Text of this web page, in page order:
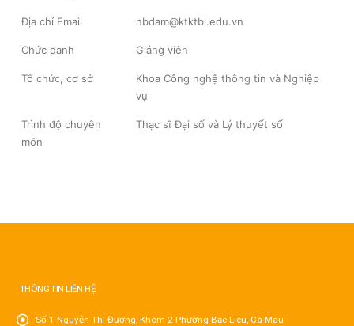
Địa chỉ Email nbdam@ktktbl.edu.vn
Chức danh Giảng viên
Tổ chức, cơ sở
Khoa Công nghệ thông tin và Nghiệp
vụ
Trình độ chuyên
môn
Thạc sĩ Đại số và Lý thuyết số
THÔNG TIN LIÊN HỆ
Số 1 Nguyễn Thị Đương, Khóm 2 Phường Bạc Liêu, Cà Mau